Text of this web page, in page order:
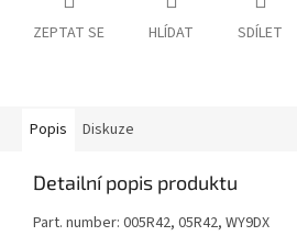
ZEPTAT SE HLÍDAT SDÍLET
Popis Diskuze
Detailní popis produktu
Part. number: 005R42, 05R42, WY9DX